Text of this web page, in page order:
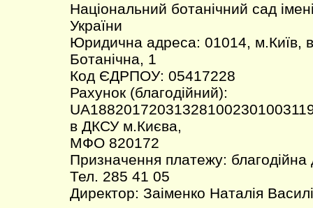
Національний ботанічний сад
України
Юридична адреса: 01014, м.Київ,
Ботанічна, 1
Код ЄДРПОУ: 05417228
Рахунок (благодійний):
в ДКСУ м.Києва,
МФО 820172
Призначення платежу: благодійна
Тел. 285 41 05
Директор: Заіменко Наталія